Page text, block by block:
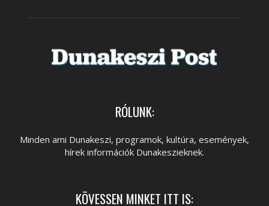
RÓLUNK:
Minden ami Dunakeszi, programok, kultúra, események,
hírek információk Dunakeszieknek.
KÖVESSEN MINKET ITT IS: